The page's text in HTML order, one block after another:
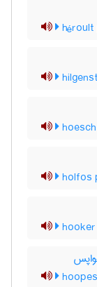
holfos